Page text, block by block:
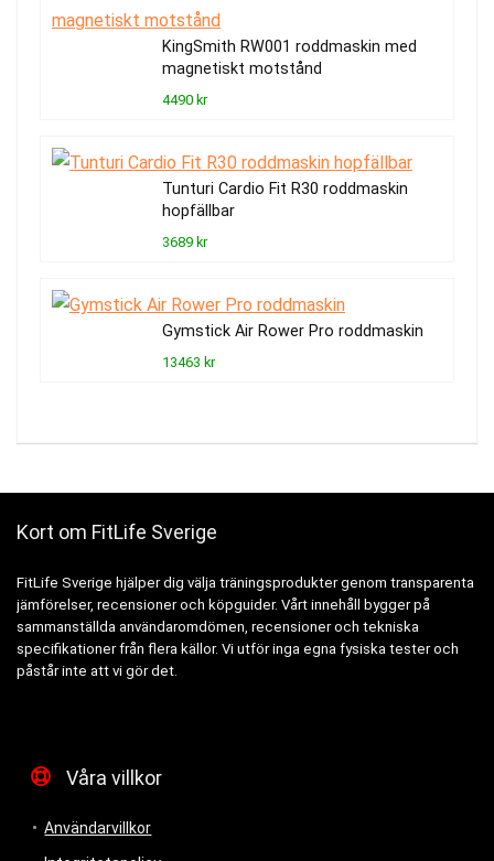
KingSmith RW001 roddmaskin med
magnetiskt motstånd
4490 kr
Tunturi Cardio Fit R30 roddmaskin
hopfällbar
3689 kr
Gymstick Air Rower Pro roddmaskin
13463 kr
Kort om FitLife Sverige
FitLife Sverige hjälper dig välja träningsprodukter genom transparenta
jämförelser, recensioner och köpguider. Vårt innehåll bygger på
sammanställda användaromdömen, recensioner och tekniska
specifikationer från flera källor. Vi utför inga egna fysiska tester och
påstår inte att vi gör det.
Våra villkor
Användarvillkor